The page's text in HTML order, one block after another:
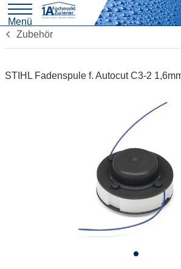
Menü
Zubehör
STIHL Fadenspule f. Autocut C3-2